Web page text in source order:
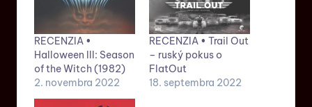
RECENZIA •
Halloween III: Season
of the Witch (1982)
2. novembra 2022
RECENZIA • Trail Out
– ruský pokus o
FlatOut
18. septembra 2022